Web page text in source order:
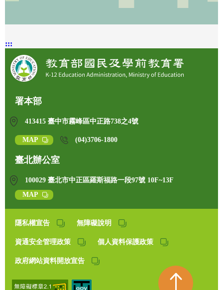
:::
署本部
413415 臺中市霧峰區中正路738之4號
MAP (04)3706-1800
臺北辦公室
100029 臺北市中正區羅斯福路一段97號 10F~13F
MAP
隱私權宣告 無障礙說明
資通安全管理政策 個人資料保護政策
政府網站資料開放宣告